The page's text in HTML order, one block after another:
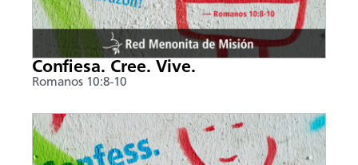
Confiesa. Cree. Vive.
Romanos 10:8-10